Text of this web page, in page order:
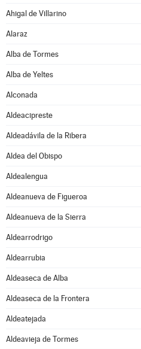
Ahigal de Villarino
Alaraz
Alba de Tormes
Alba de Yeltes
Alconada
Aldeacipreste
Aldeadávila de la Ribera
Aldea del Obispo
Aldealengua
Aldeanueva de Figueroa
Aldeanueva de la Sierra
Aldearrodrigo
Aldearrubia
Aldeaseca de Alba
Aldeaseca de la Frontera
Aldeatejada
Aldeavieja de Tormes